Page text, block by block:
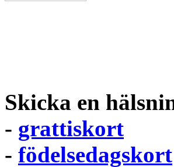
Skicka en
- grattiskort
- födelsedagskort